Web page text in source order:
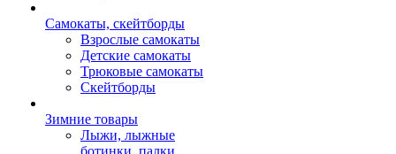
Самокаты, скейтборды
Взрослые самокаты
Детские самокаты
Трюковые самокаты
Скейтборды
Зимние товары
Лыжи, лыжные
ботинки, палки